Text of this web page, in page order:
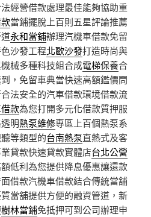
經營借款處理最佳能夠協助重
當鋪擺脫上百則五星評論推薦
永和當鋪辦理汽機車借款免留
沙發工程北歐沙發打造時尚與
械多種科技組合成電梯保養合
，免留車典當快速高額鑑價問
法安全的汽車借款環境借款流
款為您打開多元化借款質押服
明熱泵維修專區上百個熱泵系
等類型的台南熱泵直熱式及客
貸款快速貸款實體店台北公營
低利為您提供降息優惠讓還款
借款汽機車借款結合傳統當舖
當舖提供方便的融資管道，新
樹林當鋪免抵押可到公司辦理申